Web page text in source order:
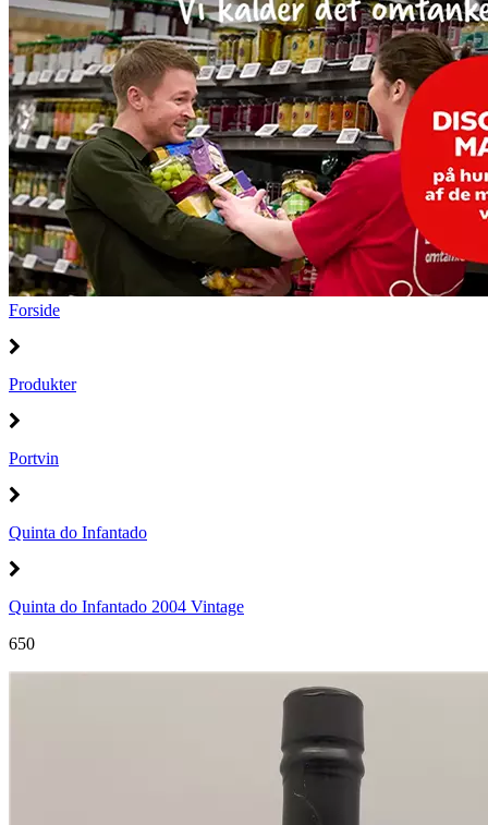
Forside
Produkter
Portvin
Quinta do Infantado
Quinta do Infantado 2004 Vintage
650